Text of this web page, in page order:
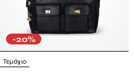
-20%
Τεμάχιο